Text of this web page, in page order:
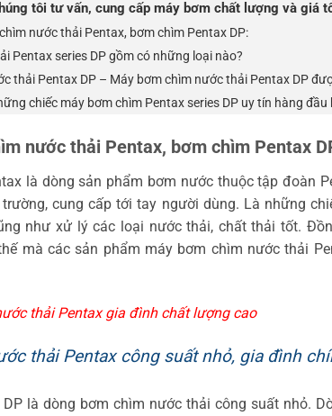
tôi tư vấn, cung cấp máy bơm chất lượng và giá
nước thải Pentax, bơm chìm Pentax DP:
Pentax series DP gồm có những loại nào?
thải Pentax DP – Máy bơm chìm nước thải Pentax DP
chiếc máy bơm chìm Pentax series DP uy tín hàng đầu
nước thải Pentax, bơm chìm Pentax
là dòng sản phẩm bơm nước thuộc tập đoàn
cung cấp tới tay người dùng. Là những
như xử lý các loại nước thải, chất thải tốt.
mà các sản phẩm máy bơm chìm nước thải
thải Pentax gia đình chất lượng cao
thải Pentax công suất nhỏ, gia đình
DP là dòng bơm chìm nước thải công suất nhỏ.